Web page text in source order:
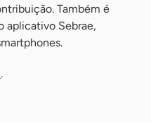
Também é
aplicativo Sebrae,
.